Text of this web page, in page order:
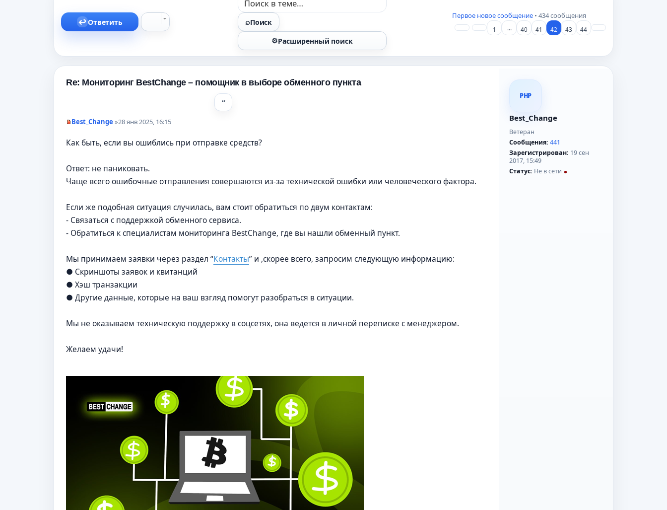
Ответить
Поиск
Расширенный поиск
Первое новое сообщение • 434 сообщения
1 … 40 41 42 43 44
PHP
Best_Change
Ветеран
Сообщения: 441
Зарегистрирован: 19 сен
2017, 15:49
Статус: Не в сети
Re: Мониторинг BestChange – помощник в выборе обменного пункта
п
ч
и
т
а
о
е
с
о
щ
е
н
и
е
Best_Change »28 янв 2025, 16:15
Как быть, если вы ошиблись при отправке средств?
Ответ: не паниковать.
Чаще всего ошибочные отправления совершаются из-за технической ошибки или человеческого фактора.
Если же подобная ситуация случилась, вам стоит обратиться по двум контактам:
- Связаться с поддержкой обменного сервиса.
- Обратиться к специалистам мониторинга BestChange, где вы нашли обменный пункт.
Мы принимаем заявки через раздел “Контакты” и ,скорее всего, запросим следующую информацию:
● Скриншоты заявок и квитанций
● Хэш транзакции
● Другие данные, которые на ваш взгляд помогут разобраться в ситуации.
Мы не оказываем техническую поддержку в соцсетях, она ведется в личной переписке с менеджером.
Желаем удачи!